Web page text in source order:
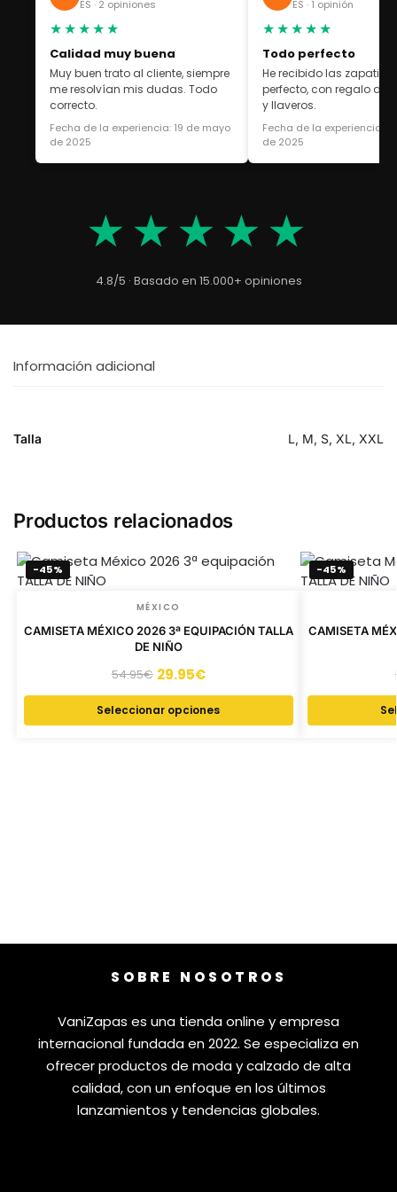
ES · 2 opiniones
★★★★★
Calidad muy buena
Muy buen trato al cliente, siempre
me resolvían mis dudas. Todo
correcto.
Fecha de la experiencia: 19 de mayo
de 2025
ES · 1 opinión
★★★★★
Todo perfecto
He recibido las
perfecto, con regalo de
y llaveros.
Fecha de la experiencia:
de 2025
★★★★★
4.8/5 · Basado en 15.000+ opiniones
Información adicional
Talla L, M, S, XL, XXL
Productos relacionados
-45%
MÉXICO
CAMISETA MÉXICO 2026 3ª EQUIPACIÓN TALLA
DE NIÑO
54.95€ 29.95€
Seleccionar opciones
-45%
CAMISETA
SOBRE NOSOTROS
VaniZapas es una tienda online y empresa
internacional fundada en 2022. Se especializa en
ofrecer productos de moda y calzado de alta
calidad, con un enfoque en los últimos
lanzamientos y tendencias globales.